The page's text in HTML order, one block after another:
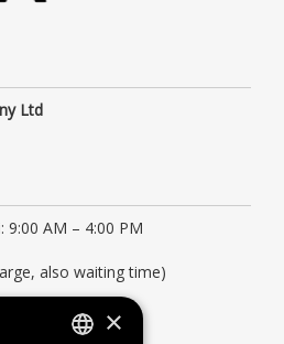
Ltd
9:00 AM – 4:00 PM
also waiting time)
×